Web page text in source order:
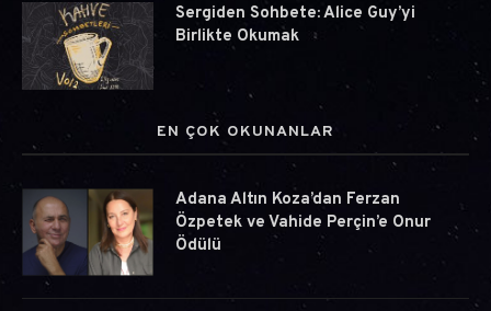
Sergiden Sohbete: Alice Guy’yi
Birlikte Okumak
EN ÇOK OKUNANLAR
Adana Altın Koza’dan Ferzan
Özpetek ve Vahide Perçin’e Onur
Ödülü